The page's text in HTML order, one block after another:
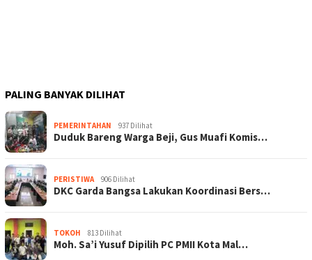
PALING BANYAK DILIHAT
PEMERINTAHAN 937 Dilihat
Duduk Bareng Warga Beji, Gus Muafi Komis…
PERISTIWA 906 Dilihat
DKC Garda Bangsa Lakukan Koordinasi Bers…
TOKOH 813 Dilihat
Moh. Sa’i Yusuf Dipilih PC PMII Kota Mal…